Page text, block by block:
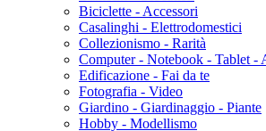
Biciclette - Accessori
Casalinghi - Elettrodomestici
Collezionismo - Rarità
Computer - Notebook - Tablet -
Edificazione - Fai da te
Fotografia - Video
Giardino - Giardinaggio - Piante
Hobby - Modellismo